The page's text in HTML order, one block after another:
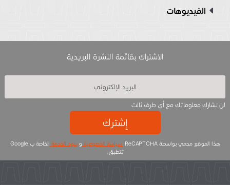
الفيديوهات
الاشتراك بقائمة النشرة البريدية
لن نشارك معلوماتك مع أي طرف ثالث
إشترك
هذا الموقع محمي بواسطة ReCAPTCHA. سياسة الخصوصية وبنود الخدمة
الخاصة ب Google
تتطبق.